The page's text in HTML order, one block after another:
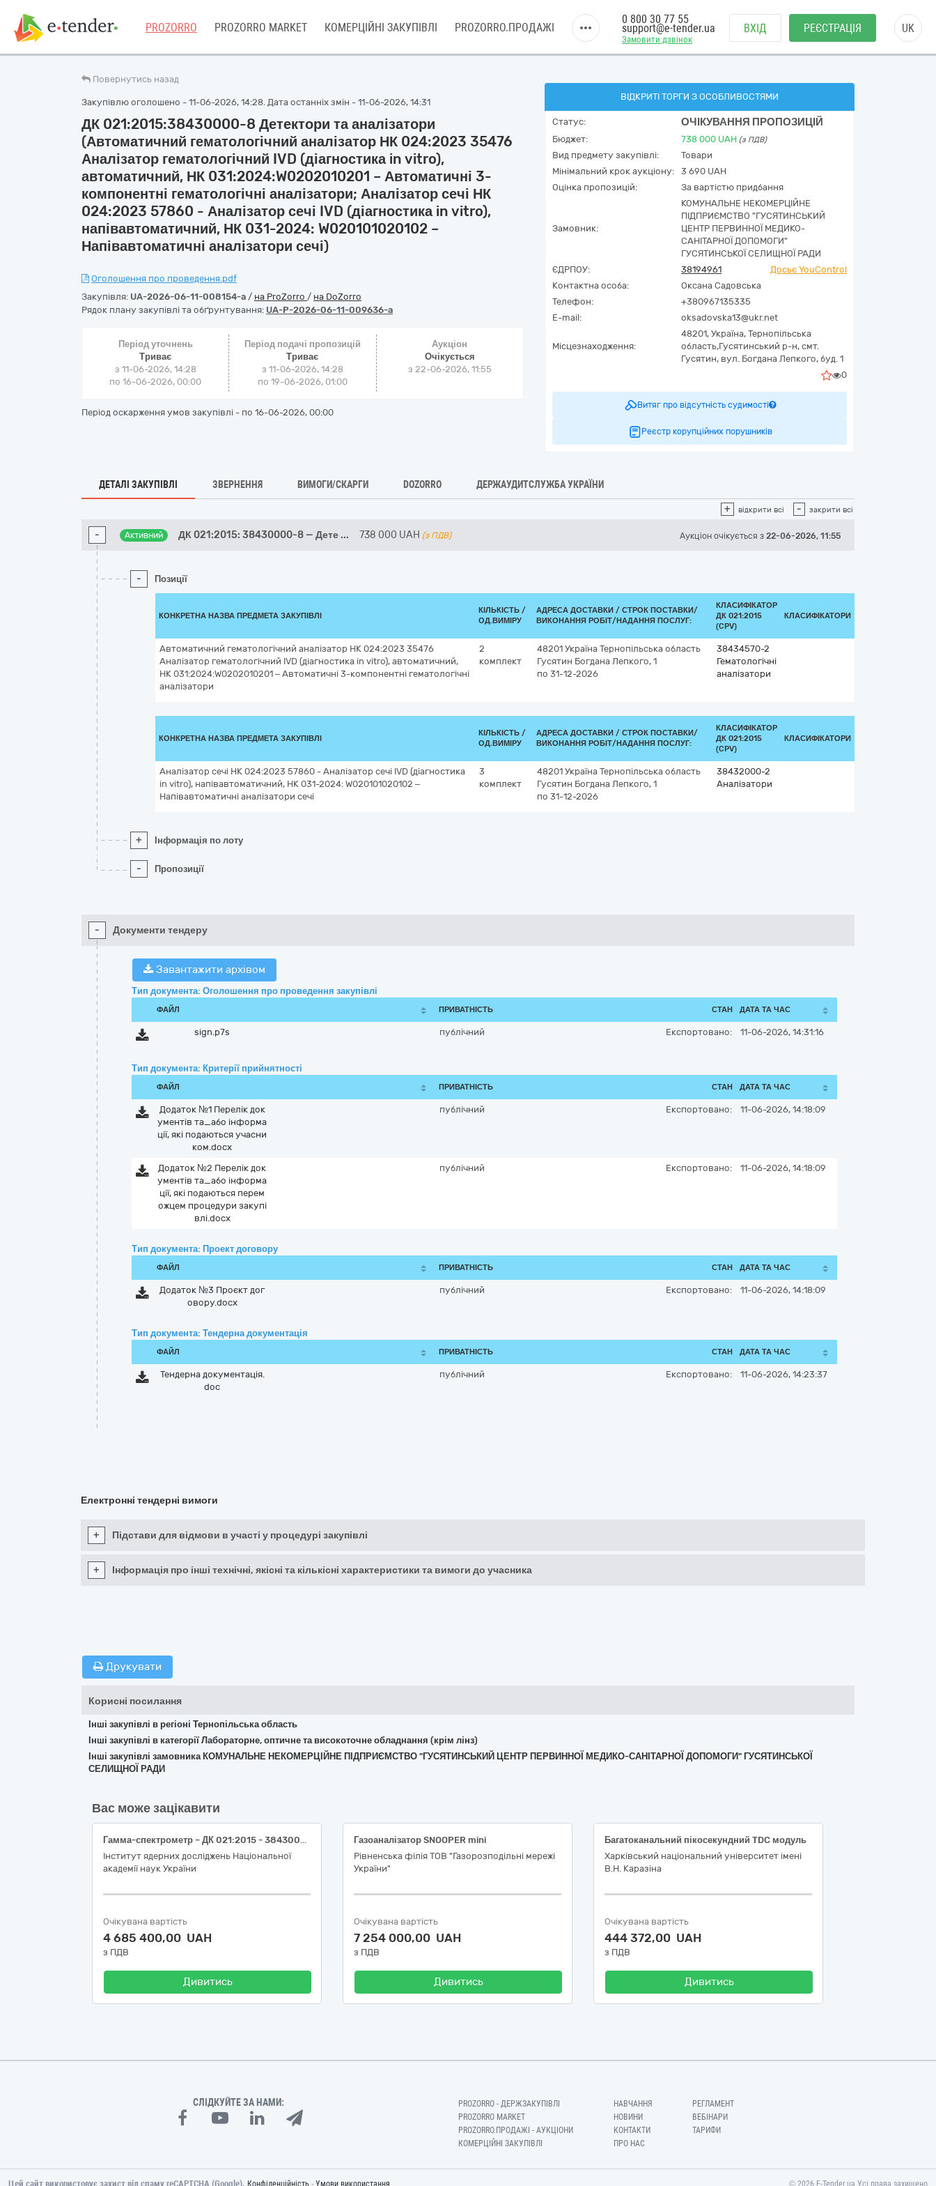
PROZORRO PROZORRO MARKET КОМЕРЦІЙНІ ЗАКУПІВЛІ PROZORRO.ПРОДАЖІ
Замовити дзвінок
0 800 30 77 55
support@e-tender.ua ВХІД РЕЄСТРАЦІЯ UK
Повернутись назад
Закупівлю оголошено - 11-06-2026, 14:28. Дата останніх змін - 11-06-2026, 14:31
ДК 021:2015:38430000-8 Детектори та аналізатори
(Автоматичний гематологічний аналізатор НК 024:2023 35476
Аналізатор гематологічний IVD (діагностика in vitro),
автоматичний, НК 031:2024:W0202010201 – Автоматичні 3-
компонентні гематологічні аналізатори; Аналізатор сечі НК
024:2023 57860 - Аналізатор сечі IVD (діагностика in vitro),
напівавтоматичний, НК 031-2024: W020101020102 –
Напівавтоматичні аналізатори сечі)
Оголошення про проведення.pdf
Закупівля: UA-2026-06-11-008154-a / на ProZorro / на DoZorro
Рядок плану закупівлі та обґрунтування: UA-P-2026-06-11-009636-a
Період уточнень
Триває
з 11-06-2026, 14:28
по 16-06-2026, 00:00
Період подачі пропозицій
Триває
з 11-06-2026, 14:28
по 19-06-2026, 01:00
Аукціон
Очікується
з 22-06-2026, 11:55
Період оскарження умов закупівлі - по 16-06-2026, 00:00
ВІДКРИТІ ТОРГИ З ОСОБЛИВОСТЯМИ
Статус: ОЧІКУВАННЯ ПРОПОЗИЦІЙ
Бюджет: 738 000 UAH (з ПДВ)
Вид предмету закупівлі:
Товари
Мінімальний крок аукціону:
3 690 UAH
Оцінка пропозицій:
За вартістю придбання
Замовник:
КОМУНАЛЬНЕ НЕКОМЕРЦІЙНЕ
ПІДПРИЄМСТВО "ГУСЯТИНСЬКИЙ
ЦЕНТР ПЕРВИННОЇ МЕДИКО-
САНІТАРНОЇ ДОПОМОГИ"
ГУСЯТИНСЬКОЇ СЕЛИЩНОЇ РАДИ
ЄДРПОУ:
38194961
Досьє YouControl
Контактна особа:
Оксана Садовська
Телефон:
+380967135335
E-mail:
oksadovska13@ukr.net
Місцезнаходження:
48201, Україна, Тернопільська
область,Гусятинський р-н, смт.
Гусятин, вул. Богдана Лепкого, буд. 1
0
Витяг про відсутність судимості
Реєстр корупційних порушників
ДЕТАЛІ ЗАКУПІВЛІ ЗВЕРНЕННЯ ВИМОГИ/СКАРГИ DOZORRO ДЕРЖАУДИТСЛУЖБА УКРАЇНИ
+ відкрити всі - закрити всі
- Активний ДК 021:2015: 38430000-8 — Дете ... 738 000 UAH (з ПДВ) Аукціон очікується з 22-06-2026, 11:55
- Позиції
КОНКРЕТНА НАЗВА ПРЕДМЕТА ЗАКУПІВЛІ
КІЛЬКІСТЬ /
ОД.ВИМІРУ
АДРЕСА ДОСТАВКИ / СТРОК ПОСТАВКИ/
ВИКОНАННЯ РОБІТ/НАДАННЯ ПОСЛУГ:
КЛАСИФІКАТОР
ДК 021:2015
(CPV)
КЛАСИФІКАТОРИ
Автоматичний гематологічний аналізатор НК 024:2023 35476
Аналізатор гематологічний IVD (діагностика in vitro), автоматичний,
НК 031:2024:W0202010201 – Автоматичні 3-компонентні гематологічні
аналізатори
2
комплект
48201 Україна Тернопільська область
Гусятин Богдана Лепкого, 1
по 31-12-2026
38434570-2
Гематологічні
аналізатори
КОНКРЕТНА НАЗВА ПРЕДМЕТА ЗАКУПІВЛІ
КІЛЬКІСТЬ /
ОД.ВИМІРУ
АДРЕСА ДОСТАВКИ / СТРОК ПОСТАВКИ/
ВИКОНАННЯ РОБІТ/НАДАННЯ ПОСЛУГ:
КЛАСИФІКАТОР
ДК 021:2015
(CPV)
КЛАСИФІКАТОРИ
Аналізатор сечі НК 024:2023 57860 - Аналізатор сечі IVD (діагностика
in vitro), напівавтоматичний, НК 031-2024: W020101020102 –
Напівавтоматичні аналізатори сечі
3
комплект
48201 Україна Тернопільська область
Гусятин Богдана Лепкого, 1
по 31-12-2026
38432000-2
Аналізатори
+ Інформація по лоту
- Пропозиції
- Документи тендеру
Завантажити архівом
Тип документа: Оголошення про проведення закупівлі
ФАЙЛ ПРИВАТНІСТЬ СТАН ДАТА ТА ЧАС
sign.p7s публічний Експортовано: 11-06-2026, 14:31:16
Тип документа: Критерії прийнятності
ФАЙЛ ПРИВАТНІСТЬ СТАН ДАТА ТА ЧАС
Додаток №1 Перелік док
ументів та_або інформа
ції, які подаються учасни
ком.docx
публічний Експортовано: 11-06-2026, 14:18:09
Додаток №2 Перелік док
ументів та_або інформа
ції, які подаються перем
ожцем процедури закупі
влі.docx
публічний Експортовано: 11-06-2026, 14:18:09
Тип документа: Проект договору
ФАЙЛ ПРИВАТНІСТЬ СТАН ДАТА ТА ЧАС
Додаток №3 Проєкт дог
овору.docx
публічний Експортовано: 11-06-2026, 14:18:09
Тип документа: Тендерна документація
ФАЙЛ ПРИВАТНІСТЬ СТАН ДАТА ТА ЧАС
Тендерна документація.
doc
публічний Експортовано: 11-06-2026, 14:23:37
Електронні тендерні вимоги
+ Підстави для відмови в участі у процедурі закупівлі
+ Інформація про інші технічні, якісні та кількісні характеристики та вимоги до учасника
Друкувати
Корисні посилання
Інші закупівлі в регіоні Тернопільська область
Інші закупівлі в категорії Лабораторне, оптичне та високоточне обладнання (крім лінз)
Інші закупівлі замовника КОМУНАЛЬНЕ НЕКОМЕРЦІЙНЕ ПІДПРИЄМСТВО "ГУСЯТИНСЬКИЙ ЦЕНТР ПЕРВИННОЇ МЕДИКО-САНІТАРНОЇ ДОПОМОГИ" ГУСЯТИНСЬКОЇ
СЕЛИЩНОЇ РАДИ
Вас може зацікавити
Гамма-спектрометр – ДК 021:2015 - 38430000-8 - Детектори та аналізатори (Портативний HPGe гамма-спектрометр GCDX-40190 – ДК 021:2015 - 38433000-9 Спектрометри)
Інститут ядерних досліджень Національної
академії наук України
Очікувана вартість
4 685 400,00 UAH
з ПДВ
Дивитись
Газоаналізатор SNOOPER mini
Рівненська філія ТОВ "Газорозподільні мережі
України"
Очікувана вартість
7 254 000,00 UAH
з ПДВ
Дивитись
Багатоканальний пікосекундний TDC модуль
Харківський національний університет імені
В.Н. Каразіна
Очікувана вартість
444 372,00 UAH
з ПДВ
Дивитись
СЛІДКУЙТЕ ЗА НАМИ:
PROZORRO - ДЕРЖЗАКУПІВЛІ
PROZORRO MARKET
PROZORRO.ПРОДАЖІ - АУКЦІОНИ
КОМЕРЦІЙНІ ЗАКУПІВЛІ
НАВЧАННЯ
НОВИНИ
КОНТАКТИ
ПРО НАС
РЕГЛАМЕНТ
ВЕБІНАРИ
ТАРИФИ
Цей сайт використовує захист від спаму reCAPTCHA (Google). Конфіденційність - Умови використання © 2026 E-Tender.ua Усі права захищено